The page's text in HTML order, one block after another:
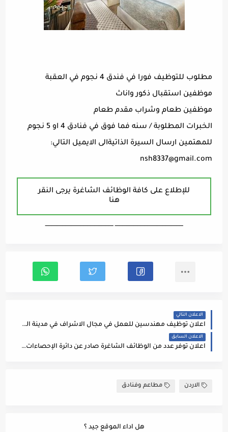
مطلوب للتوظيف فورا في فندق 4 نجوم في العقبة
موظفين استقبال ذكور واناث
موظفين طعام وشراب مقدم طعام
الخبرات المطلوبة / سنه فما فوق في فنادق 4 او 5 نجوم
للمهتمين ارسال السيرة الذاتيةالى الايميل التالي:
nsh8337@gmail.com
للإطلاع على كافة الوظائف الشاغرة يرجى النقر
هنا
ـــــــــــــــــــــــــــــــــــــــــــــــــــــــــــــــــــ ـــــــــــــــــــــــــــــــــــــــــــــــــــــــــــــــــــ
الاعلان التالي
اعلان توظيف مهندسين للعمل في مجال الاشراف في مدينة العقبة
الاعلان السابق
اعلان توفر عدد من الوظائف الشاغرة صادر عن دائرة الإحصاءات العامة
الاردن مطاعم وفنادق
هل اداء الموقع جيد ؟